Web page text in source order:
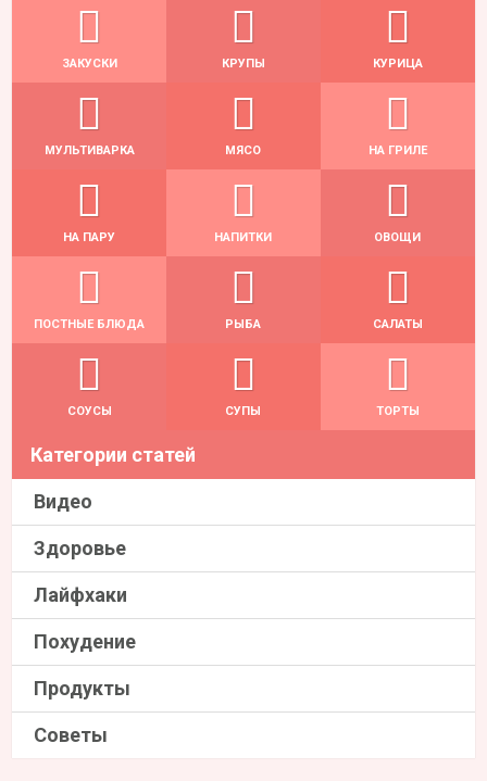
ЗАКУСКИ КРУПЫ КУРИЦА
МУЛЬТИВАРКА МЯСО НА ГРИЛЕ
НА ПАРУ НАПИТКИ ОВОЩИ
ПОСТНЫЕ БЛЮДА РЫБА САЛАТЫ
СОУСЫ СУПЫ ТОРТЫ
Категории статей
Видео
Здоровье
Лайфхаки
Похудение
Продукты
Советы